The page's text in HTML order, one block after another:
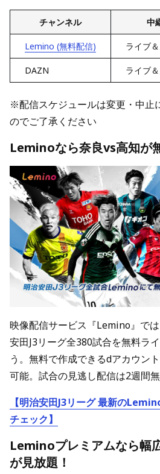
チャンネル 中
Lemino (無料配信) ライブ
DAZN ライブ
※配信スケジュールは変更・中止
のでご了承ください
Leminoなら奈良vs高知が
映像配信サービス『Lemino』で
安田J3リーグ全380試合を無料ラ
う。無料で作成できるdアカウン
可能。試合の見逃し配信は2週間無
【明治安田J3リーグ 最新の
チェック】
Leminoプレミアムなら幅
が見放題！